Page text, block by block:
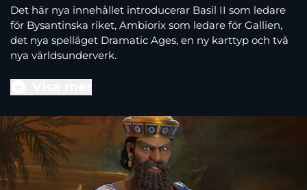
Det här nya innehållet introducerar Basil II som ledare
för Bysantinska riket, Ambiorix som ledare för Gallien,
det nya spelläget Dramatic Ages, en ny karttyp och två
nya världsunderverk.